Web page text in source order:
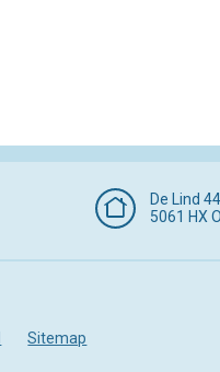
De Lind 44
5061 HX
Sitemap